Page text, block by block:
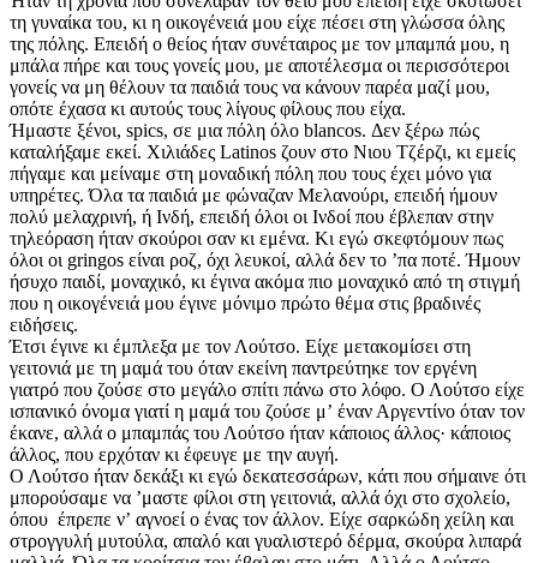
τη γυναίκα του, κι η οικογένειά μου είχε πέσει στη γλώσσα όλης
της πόλης. Επειδή ο θείος ήταν συνέταιρος με τον μπαμπά μου, η
μπάλα πήρε και τους γονείς μου, με αποτέλεσμα οι περισσότεροι
γονείς να μη θέλουν τα παιδιά τους να κάνουν παρέα μαζί μου,
οπότε έχασα κι αυτούς τους λίγους φίλους που είχα.
Ήμαστε ξένοι, spics, σε μια πόλη όλο blancos. Δεν ξέρω πώς
καταλήξαμε εκεί. Χιλιάδες Latinos ζουν στο Νιου Τζέρζι, κι εμείς
πήγαμε και μείναμε στη μοναδική πόλη που τους έχει μόνο για
υπηρέτες. Όλα τα παιδιά με φώναζαν Μελανούρι, επειδή ήμουν
πολύ μελαχρινή, ή Ινδή, επειδή όλοι οι Ινδοί που έβλεπαν στην
τηλεόραση ήταν σκούροι σαν κι εμένα. Κι εγώ σκεφτόμουν πως
όλοι οι gringos είναι ροζ, όχι λευκοί, αλλά δεν το ʼπα ποτέ. Ήμουν
ήσυχο παιδί, μοναχικό, κι έγινα ακόμα πιο μοναχικό από τη στιγμή
που η οικογένειά μου έγινε μόνιμο πρώτο θέμα στις βραδινές
ειδήσεις.
Έτσι έγινε κι έμπλεξα με τον Λούτσο. Είχε μετακομίσει στη
γειτονιά με τη μαμά του όταν εκείνη παντρεύτηκε τον εργένη
γιατρό που ζούσε στο μεγάλο σπίτι πάνω στο λόφο. Ο Λούτσο είχε
ισπανικό όνομα γιατί η μαμά του ζούσε μʼ έναν Αργεντίνο όταν τον
έκανε, αλλά ο μπαμπάς του Λούτσο ήταν κάποιος άλλος· κάποιος
άλλος, που ερχόταν κι έφευγε με την αυγή.
Ο Λούτσο ήταν δεκάξι κι εγώ δεκατεσσάρων, κάτι που σήμαινε ότι
μπορούσαμε να ʼμαστε φίλοι στη γειτονιά, αλλά όχι στο σχολείο,
όπου έπρεπε νʼ αγνοεί ο ένας τον άλλον. Είχε σαρκώδη χείλη και
στρογγυλή μυτούλα, απαλό και γυαλιστερό δέρμα, σκούρα λιπαρά